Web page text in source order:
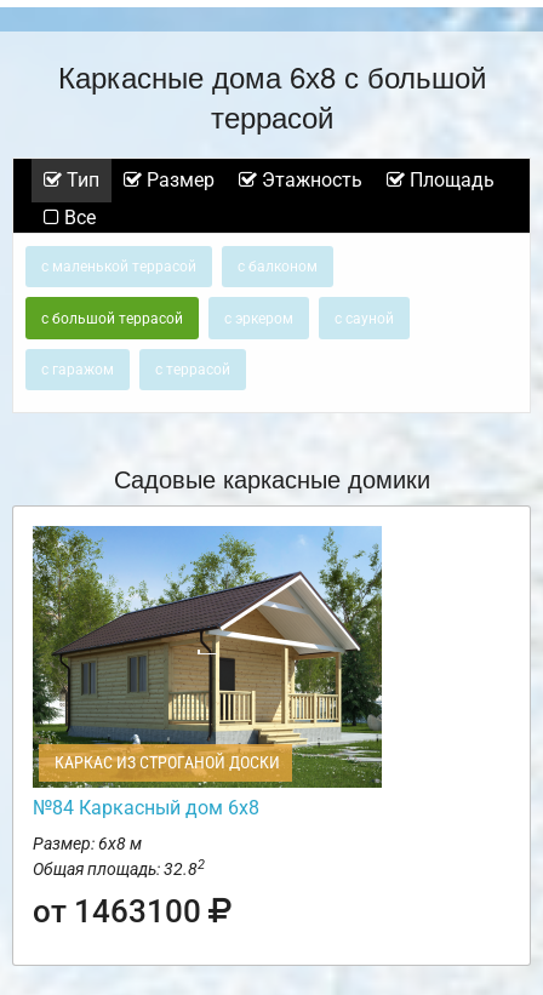
Каркасные дома 6х8 с большой
террасой
Тип Размер Этажность
Площадь
Все
с маленькой террасой с балконом
с большой террасой с эркером с сауной
с гаражом с террасой
Садовые каркасные домики
КАРКАС ИЗ СТРОГАНОЙ ДОСКИ
№84 Каркасный дом 6х8
Размер: 6х8 м
Общая площадь: 32.82
от 1463100